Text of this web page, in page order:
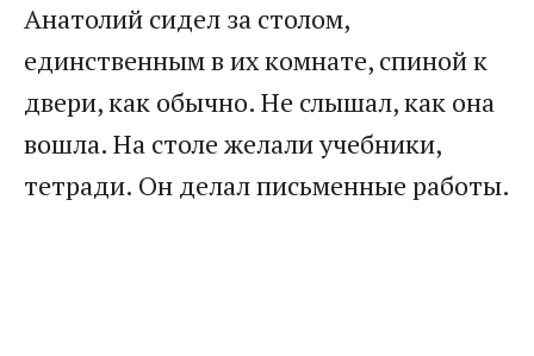
Анатолий сидел за столом,
единственным в их комнате, спиной к
двери, как обычно. Не слышал, как она
вошла. На столе желали учебники,
тетради. Он делал письменные работы.